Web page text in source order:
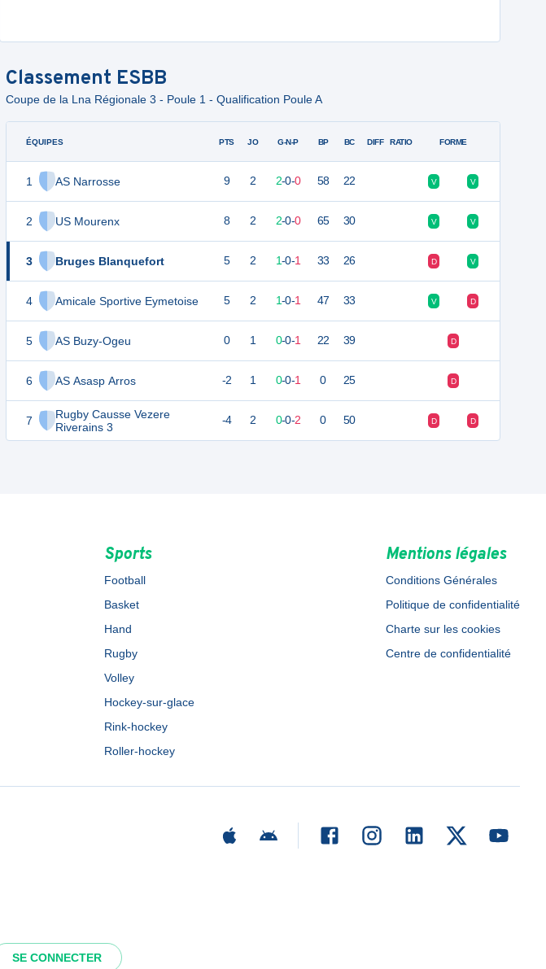
SE CONNECTER
Classement ESBB
Coupe de la Lna Régionale 3 - Poule 1 - Qualification Poule A
ÉQUIPES
1 AS Narrosse
2 US Mourenx
3 Bruges Blanquefort
4 Amicale Sportive Eymetoise
5 AS Buzy-Ogeu
6 AS Asasp Arros
7
Rugby Causse Vezere
Riverains 3
PTS JO G-N-P BP BC DIFF RATIO FORME
9 2 2-0-0 58 22 V V
8 2 2-0-0 65 30 V V
5 2 1-0-1 33 26 D V
5 2 1-0-1 47 33 V D
0 1 0-0-1 22 39 D
-2 1 0-0-1 0 25 D
-4 2 0-0-2 0 50 D D
Sports
Football
Basket
Hand
Rugby
Volley
Hockey-sur-glace
Rink-hockey
Roller-hockey
Mentions légales
Conditions Générales
Politique de confidentialité
Charte sur les cookies
Centre de confidentialité